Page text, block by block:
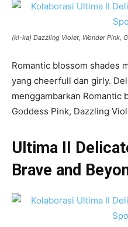
(ki-ka) Dazzling Violet, Wonder Pink,
Romantic blossom shades
yang cheerfull dan girly.
menggambarkan Romantic
Goddess Pink, Dazzling
Ultima II
Brave and